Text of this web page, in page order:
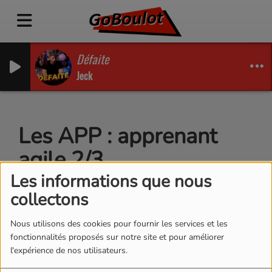
Les informations que nous
collectons
Nous utilisons des cookies pour fournir les services et les
fonctionnalités proposés sur notre site et pour améliorer
l'expérience de nos utilisateurs.
Défaite
Jeck
Les APP : apprenant
agile 2/3